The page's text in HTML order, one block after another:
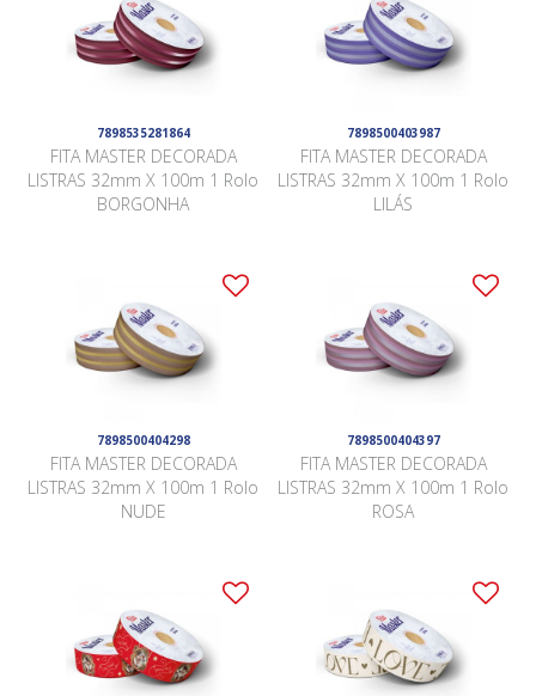
7898535281864
FITA MASTER DECORADA
LISTRAS 32mm X 100m 1 Rolo
BORGONHA
7898500403987
FITA MASTER DECORADA
LISTRAS 32mm X 100m 1 Rolo
LILÁS
7898500404298
FITA MASTER DECORADA
LISTRAS 32mm X 100m 1 Rolo
NUDE
7898500404397
FITA MASTER DECORADA
LISTRAS 32mm X 100m 1 Rolo
ROSA